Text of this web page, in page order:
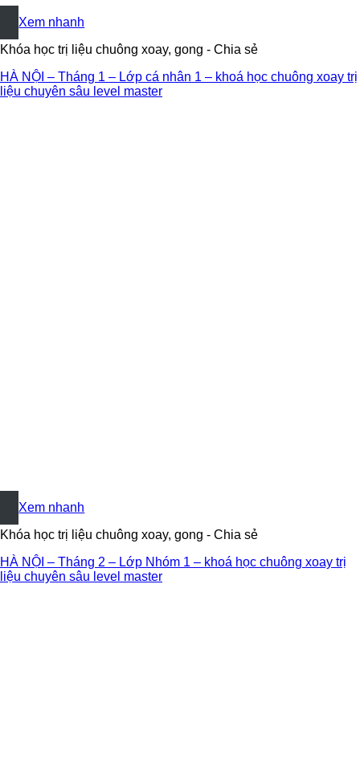
+
Xem nhanh
Khóa học trị liệu chuông xoay, gong - Chia sẻ
HÀ NỘI – Tháng 1 – Lớp cá nhân 1 – khoá học chuông xoay trị
liệu chuyên sâu level master
+
Xem nhanh
Khóa học trị liệu chuông xoay, gong - Chia sẻ
HÀ NỘI – Tháng 2 – Lớp Nhóm 1 – khoá học chuông xoay trị
liệu chuyên sâu level master